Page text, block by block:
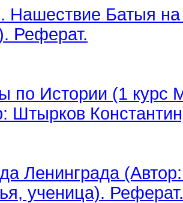
Нашествие Батыя на
Реферат.
по Истории (1
Штырков
Ленинграда
ученица). Реферат.